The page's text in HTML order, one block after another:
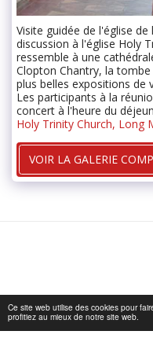
Ce site web utilise des cookies pour
profitiez au mieux de notre site web.
Visite guidée de l'église
discussion à l'église Holy
ressemble à une
Clopton Chantry, la
plus belles expositions de
Les participants à la
concert à l'heure du
Holy Trinity Church, Long
VOIR LA GALERIE
Accueil ~
Droits d'auteur © 2026 Tous